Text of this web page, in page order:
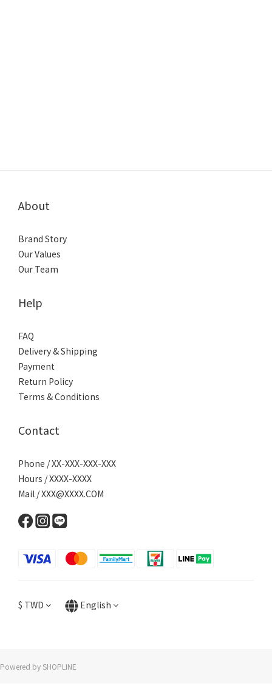
About
Brand Story
Our Values
Our Team
Help
FAQ
Delivery & Shipping
Payment
Return Policy
Terms & Conditions
Contact
Phone / XX-XXX-XXX-XXX
Hours / XXXX-XXXX
Mail / XXX@XXXX.COM
$ TWD English
Powered by SHOPLINE